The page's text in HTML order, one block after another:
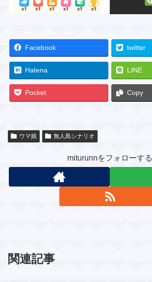
Facebook twitter
Hatena LINE
Pocket Copy
ウマ娘 無人島シナリオ
miturunnをフォローする
関連記事